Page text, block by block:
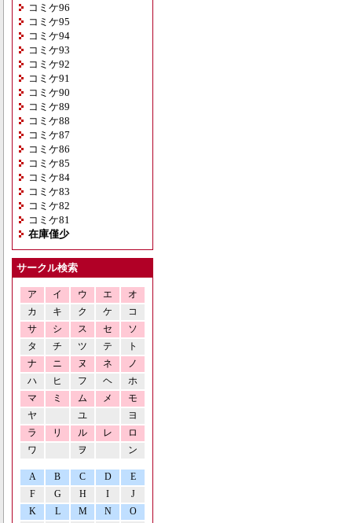
コミケ96
コミケ95
コミケ94
コミケ93
コミケ92
コミケ91
コミケ90
コミケ89
コミケ88
コミケ87
コミケ86
コミケ85
コミケ84
コミケ83
コミケ82
コミケ81
在庫僅少
サークル検索
ア イ ウ エ
オ
カ
キ ク ケ
コ
サ
シ ス セ
ソ
タ
チ ツ テ
ト
ナ
ニ ヌ ネ
ノ
ハ
ヒ フ ヘ
ホ
マ
ミ ム メ
モ
ヤ
ユ
ヨ
ラ
リ ル レ
ロ
ワ
ヲ ン
A B C D
E
F
G H I
J
K
L M N O